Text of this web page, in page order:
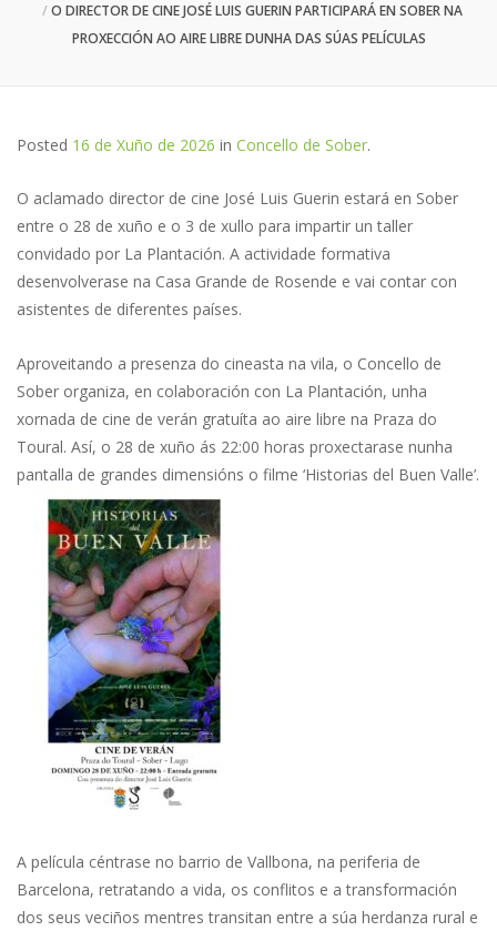
O DIRECTOR DE CINE JOSÉ LUIS GUERIN PARTICIPARÁ EN SOBER NA
PROXECCIÓN AO AIRE LIBRE DUNHA DAS SÚAS PELÍCULAS
Posted 16 de Xuño de 2026 in Concello de Sober.
O aclamado director de cine José Luis Guerin estará en Sober
entre o 28 de xuño e o 3 de xullo para impartir un taller
convidado por La Plantación. A actividade formativa
desenvolverase na Casa Grande de Rosende e vai contar con
asistentes de diferentes países.
Aproveitando a presenza do cineasta na vila, o Concello de
Sober organiza, en colaboración con La Plantación, unha
xornada de cine de verán gratuíta ao aire libre na Praza do
Toural. Así, o 28 de xuño ás 22:00 horas proxectarase nunha
pantalla de grandes dimensións o filme ‘Historias del Buen Valle’.
A película céntrase no barrio de Vallbona, na periferia de
Barcelona, retratando a vida, os conflitos e a transformación
dos seus veciños mentres transitan entre a súa herdanza rural e